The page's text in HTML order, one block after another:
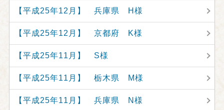
【平成25年12月】 兵庫県 H様
【平成25年12月】 京都府 K様
【平成25年11月】 S様
【平成25年11月】 栃木県 M様
【平成25年11月】 兵庫県 N様